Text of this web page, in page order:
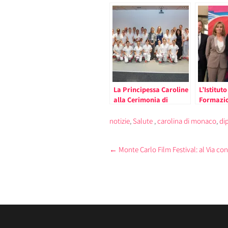
La Principessa Caroline
alla Cerimonia di
dei Nuovi Infermieri di
la
notizie, Salute ,carolina di monaco,
Post
navigation
← Monte Carlo Film Festival: al Via